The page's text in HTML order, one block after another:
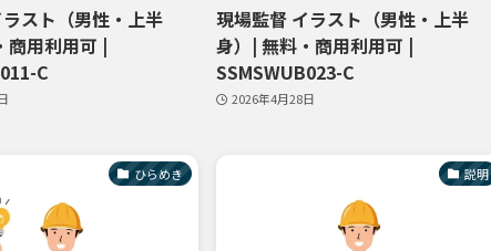
スト（男性・上半
商用利用可 |
C
現場監督 イラスト（男性・上半
身）| 無料・商用利用可 |
SSMSWUB023-C
2026年4月28日
ひらめき 説明